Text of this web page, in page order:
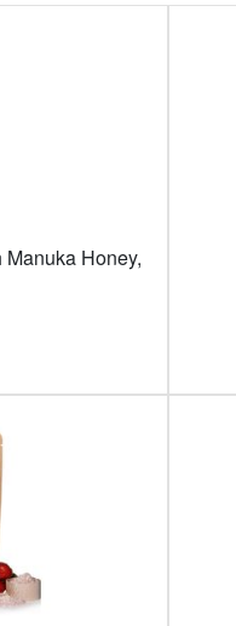
Honey,